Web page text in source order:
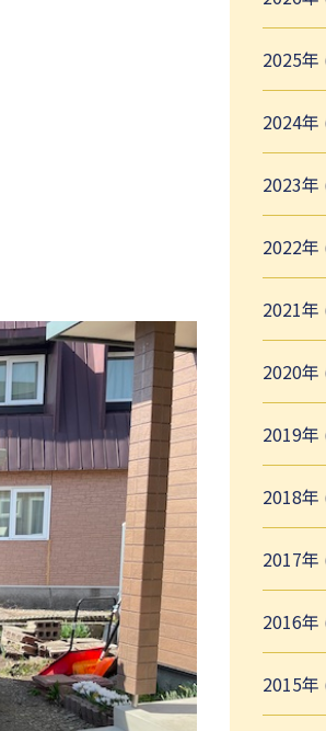
2025年
2024年
2023年
2022年
2021年
2020年
2019年
2018年
2017年
2016年
2015年